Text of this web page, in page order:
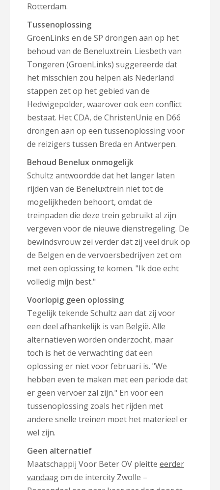
Rotterdam.
Tussenoplossing
GroenLinks en de SP drongen aan op het
behoud van de Beneluxtrein. Liesbeth van
Tongeren (GroenLinks) suggereerde dat
het misschien zou helpen als Nederland
stappen zet op het gebied van de
Hedwigepolder, waarover ook een conflict
bestaat. Het CDA, de ChristenUnie en D66
drongen aan op een tussenoplossing voor
de reizigers tussen Breda en Antwerpen.
Behoud Benelux onmogelijk
Schultz antwoordde dat het langer laten
rijden van de Beneluxtrein niet tot de
mogelijkheden behoort, omdat de
treinpaden die deze trein gebruikt al zijn
vergeven voor de nieuwe dienstregeling. De
bewindsvrouw zei verder dat zij veel druk op
de Belgen en de vervoersbedrijven zet om
met een oplossing te komen. "Ik doe echt
volledig mijn best."
Voorlopig geen oplossing
Tegelijk tekende Schultz aan dat zij voor
een deel afhankelijk is van België. Alle
alternatieven worden onderzocht, maar
toch is het de verwachting dat een
oplossing er niet voor februari is. "We
hebben even te maken met een periode dat
er geen vervoer zal zijn." En voor een
tussenoplossing zoals het rijden met
andere snelle treinen moet het materieel er
wel zijn.
Geen alternatief
Maatschappij Voor Beter OV pleitte eerder
vandaagom de intercity Zwolle –